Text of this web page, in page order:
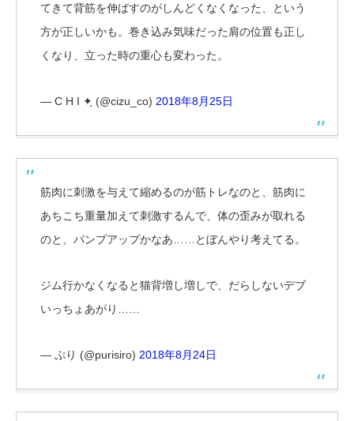
てきて背筋を伸ばすのがしんどくなくなった、という
方が正しいかも。巻き込み気味だった肩の位置も正し
くなり、立った時の重心も変わった。
— C H I ✦ฺ (@cizu_co) 2018年8月25日
筋肉に刺激を与えて縮めるのが筋トレなのと、筋肉に
あちこち重量加えて刺激するんで、体の歪みが取れる
のと、パンプアップかなあ……とぼんやり考えてる。
ジム行かなくなると猫背増し増しで、だらしないデブ
いっちょあがり……
— ぷり (@purisiro) 2018年8月24日